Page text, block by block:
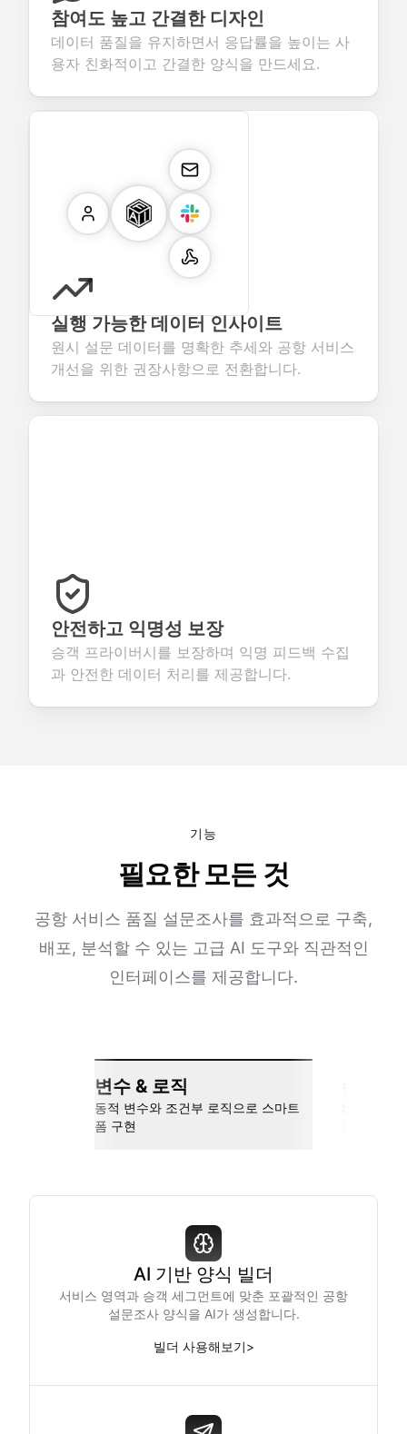
참여도 높고 간결한 디자인
데이터 품질을 유지하면서 응답률을 높이는 사
용자 친화적이고 간결한 양식을 만드세요.
실행 가능한 데이터 인사이트
원시 설문 데이터를 명확한 추세와 공항 서비스
개선을 위한 권장사항으로 전환합니다.
안전하고 익명성 보장
승객 프라이버시를 보장하며 익명 피드백 수집
과 안전한 데이터 처리를 제공합니다.
기능
필요한 모든 것
공항 서비스 품질 설문조사를 효과적으로 구축,
배포, 분석할 수 있는 고급 AI 도구와 직관적인
인터페이스를 제공합니다.
변수 & 로직
동적 변수와 조건부 로직으로 스마트
폼 구현
AI 기반 양식 빌더
서비스 영역과 승객 세그먼트에 맞춘 포괄적인 공항
설문조사 양식을 AI가 생성합니다.
빌더 사용해보기>